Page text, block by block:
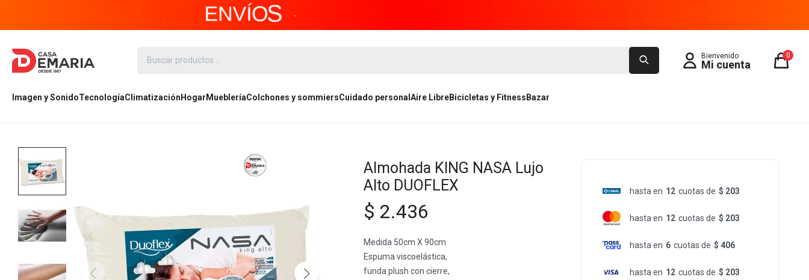
Imagen y SonidoTecnologíaClimatización Hogar MuebleríaColchones y sommiersCuidado personal Aire LibreBicicletas y Fitness Bazar
0
Almohada KING NASA Lujo
Alto DUOFLEX
$ 2.436
Medida 50cm X 90cm
Espuma viscoelástica,
funda plush con cierre,
hasta en 12 cuotas de $ 203
hasta en 12 cuotas de $ 203
hasta en 6 cuotas de $ 406
hasta en 12 cuotas de $ 203